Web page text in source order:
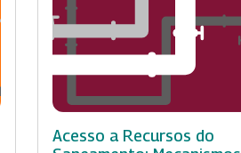
Acesso a Recursos do